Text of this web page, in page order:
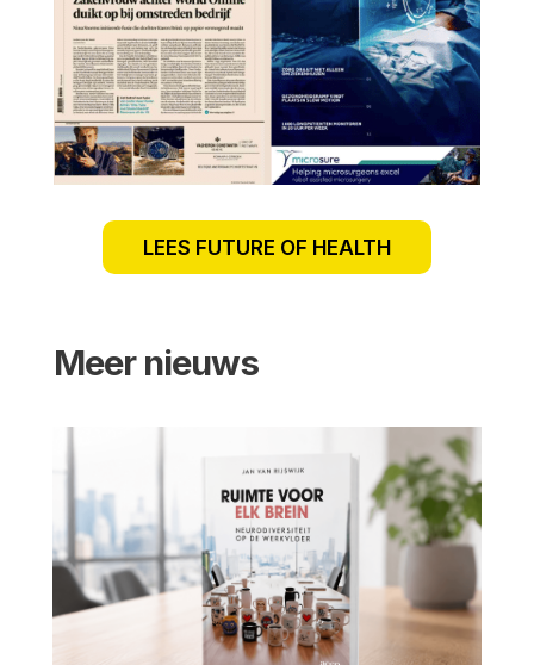
LEES FUTURE OF HEALTH
Meer nieuws